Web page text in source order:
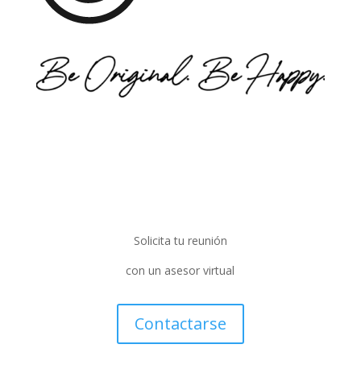
Solicita tu reunión
con un asesor virtual
Contactarse